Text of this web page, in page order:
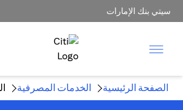
سيتي بنك الإمارات
الصفحة الرئيسية الخدمات المصرفية